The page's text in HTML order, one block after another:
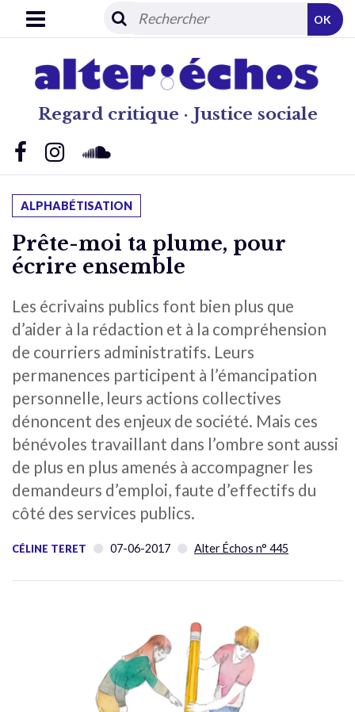
Regard critique · Justice sociale
OK
ALPHABÉTISATION
Prête-moi ta plume, pour
écrire ensemble
Les écrivains publics font bien plus que
d’aider à la rédaction et à la compréhension
de courriers administratifs. Leurs
permanences participent à l’émancipation
personnelle, leurs actions collectives
dénoncent des enjeux de société. Mais ces
bénévoles travaillant dans l’ombre sont aussi
de plus en plus amenés à accompagner les
demandeurs d’emploi, faute d’effectifs du
côté des services publics.
CÉLINE TERET 07-06-2017 Alter Échos n° 445